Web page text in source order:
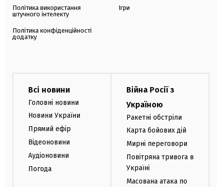
Політика використання
штучного інтелекту
Політика конфіденційності
додатку
Ігри
Всі новини
Головні новини
Новини України
Прямий ефір
Відеоновини
Аудіоновини
Погода
Війна Росії з
Україною
Ракетні обстріли
Карта бойових дій
Мирні переговори
Повітряна тривога в
Україні
Масована атака по